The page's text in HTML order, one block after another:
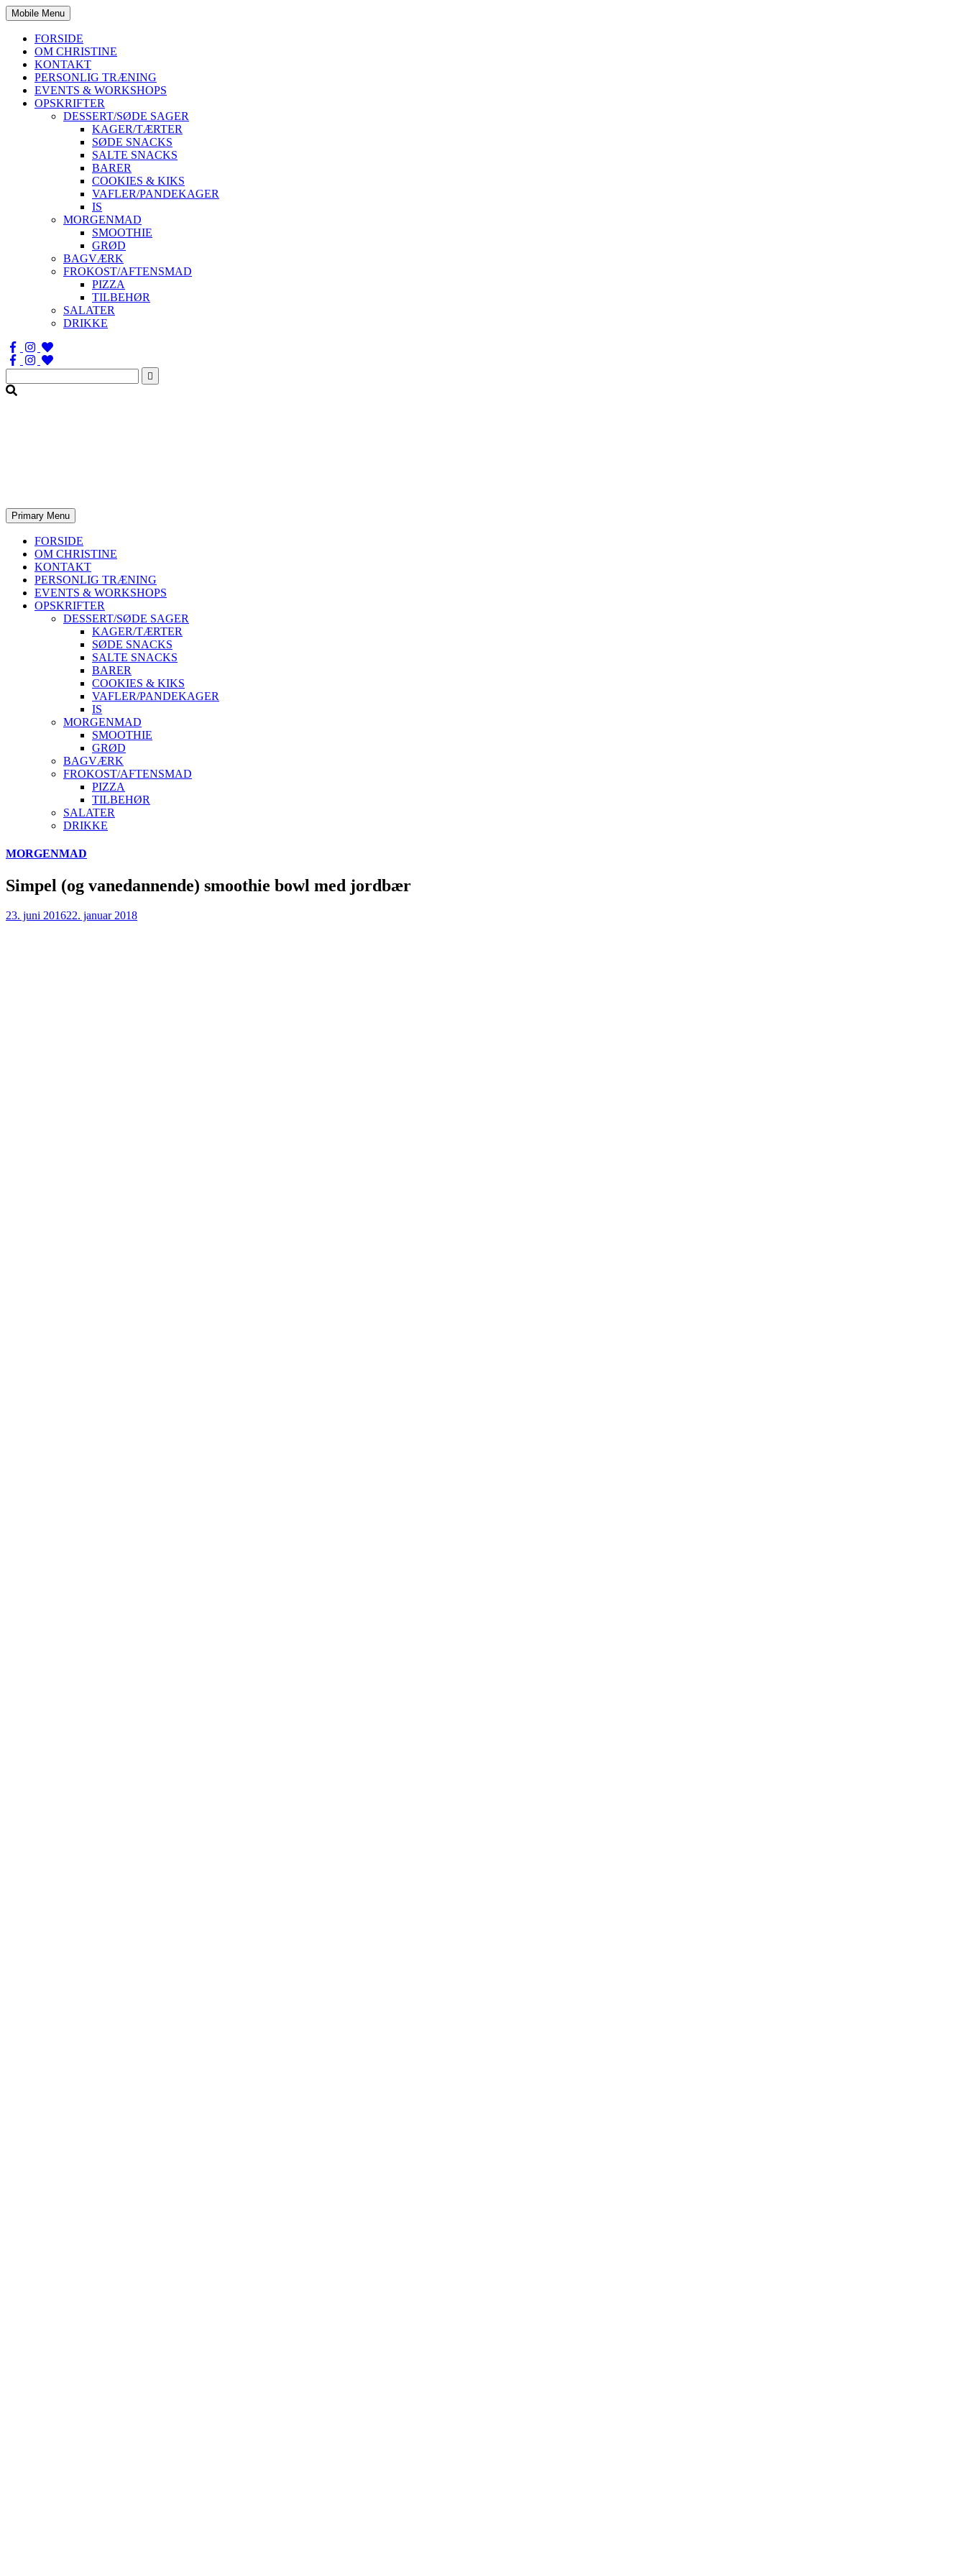
Mobile Menu
FORSIDE
OM CHRISTINE
KONTAKT
PERSONLIG TRÆNING
EVENTS & WORKSHOPS
OPSKRIFTER
DESSERT/SØDE SAGER
KAGER/TÆRTER
SØDE SNACKS
SALTE SNACKS
BARER
COOKIES & KIKS
VAFLER/PANDEKAGER
IS
MORGENMAD
SMOOTHIE
GRØD
BAGVÆRK
FROKOST/AFTENSMAD
PIZZA
TILBEHØR
SALATER
DRIKKE
Søg
efter:
Primary Menu
FORSIDE
OM CHRISTINE
KONTAKT
PERSONLIG TRÆNING
EVENTS & WORKSHOPS
OPSKRIFTER
DESSERT/SØDE SAGER
KAGER/TÆRTER
SØDE SNACKS
SALTE SNACKS
BARER
COOKIES & KIKS
VAFLER/PANDEKAGER
IS
MORGENMAD
SMOOTHIE
GRØD
BAGVÆRK
FROKOST/AFTENSMAD
PIZZA
TILBEHØR
SALATER
DRIKKE
Skip
content
MORGENMAD
Simpel (og vanedannende) smoothie bowl med jordbær
23. juni 201622. januar 2018